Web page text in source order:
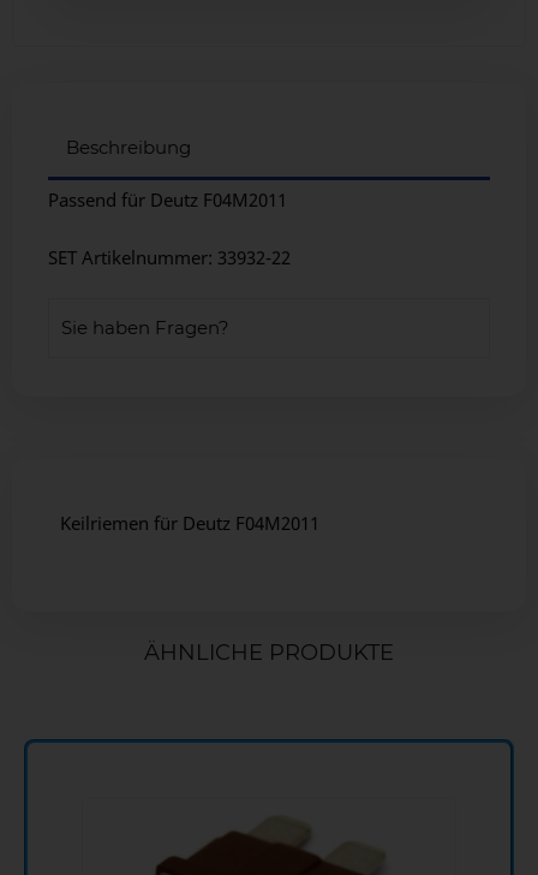
Beschreibung
Passend für Deutz F04M2011
SET Artikelnummer: 33932-22
Sie haben Fragen?
Keilriemen für Deutz F04M2011
ÄHNLICHE PRODUKTE